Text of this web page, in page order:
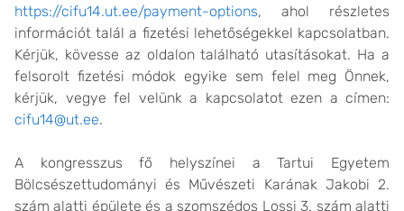
https://cifu14.ut.ee/payment-options, ahol részletes
információt talál a fizetési lehetőségekkel kapcsolatban.
Kérjük, kövesse az oldalon található utasításokat. Ha a
felsorolt fizetési módok egyike sem felel meg Önnek,
kérjük, vegye fel velünk a kapcsolatot ezen a címen:
cifu14@ut.ee.
A kongresszus fő helyszínei a Tartui Egyetem
Bölcsészettudományi és Művészeti Karának Jakobi 2.
szám alatti épülete és a szomszédos Lossi 3. szám alatti